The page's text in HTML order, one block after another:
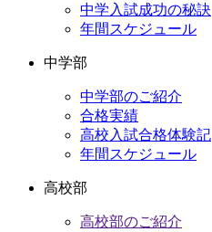
中学入試成功の秘訣
年間スケジュール
中学部
中学部のご紹介
合格実績
高校入試合格体験記
年間スケジュール
高校部
高校部のご紹介